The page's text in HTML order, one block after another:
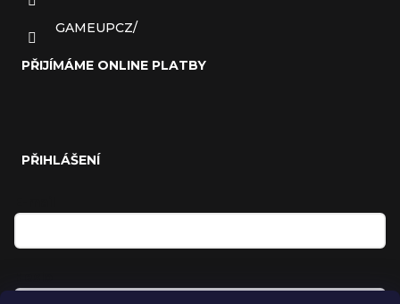
GAMEUPCZ/
PŘIJÍMÁME ONLINE PLATBY
PŘIHLÁŠENÍ